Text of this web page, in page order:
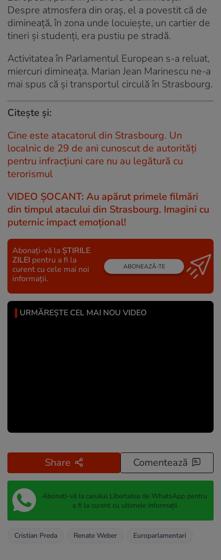
Despre atmosfera din oraş, el a povestit că de
dimineaţă, în zona unde locuieşte, un cartier de
tineri şi studenţi, era pustiu pe stradă.
Activitatea în Parlamentul European s-a reluat,
miercuri dimineaţa. Marian Jean Marinescu ne-a
mai spus că şi transportul circulă în Strasbourg.
Citeşte şi:
Cine este atacatorul din Strasbourg. Un
localnic de 29 de ani cunoscut de autorități
pentru infracțiuni care nu au legătură cu
terorismul
VIDEO ȘOCANT: Au apărut primele filmări
din timpul atacului din Strasbourg. Imagini cu
puternic impact emoțional!
Abonați-vă la ȘTIRILE
ZILEI pentru a fi la
curent cu cele mai noi
informații.
ABONEAZĂ-TE
URMĂREȘTE CEL MAI NOU VIDEO
Share Comentează
Abonați-vă la canalul Libertatea de WhatsApp pentru
a fi la curent cu ultimele informații
Cristian Preda Renate Weber Europarlamentari